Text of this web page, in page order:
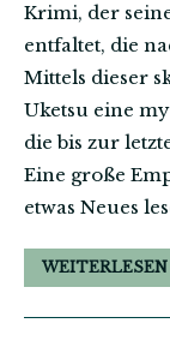
Krimi, der
entfaltet, die
Mittels dieser
Uketsu eine
die bis zur
Eine große
etwas Neues
WEITERLESEN